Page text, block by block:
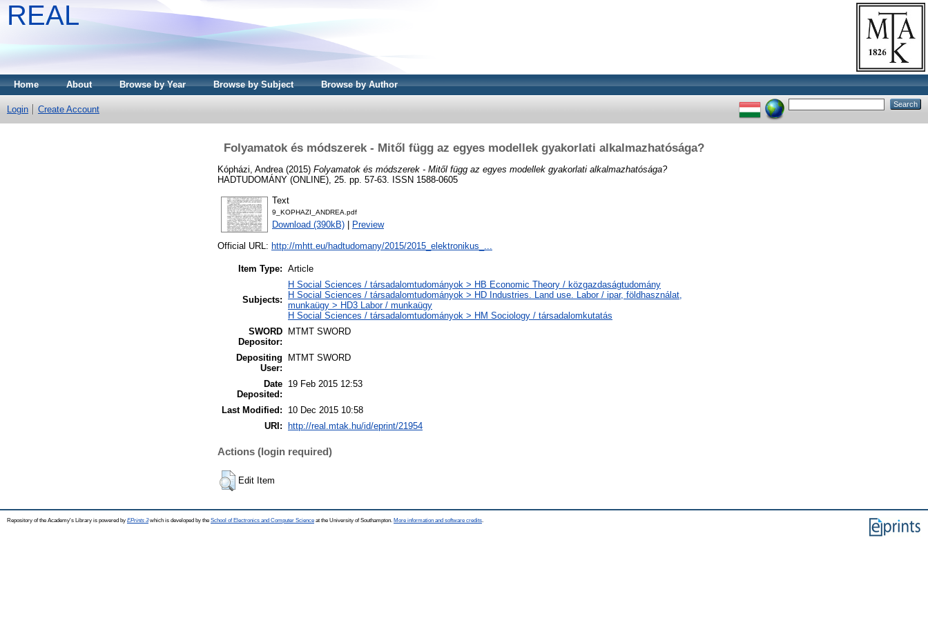
REAL
Home About Browse by Year Browse by Subject Browse by Author
Login Create Account
Folyamatok és módszerek - Mitől függ az egyes modellek gyakorlati alkalmazhatósága?
Kópházi, Andrea (2015) Folyamatok és módszerek - Mitől függ az egyes modellek gyakorlati alkalmazhatósága?
HADTUDOMÁNY (ONLINE), 25. pp. 57-63. ISSN 1588-0605
Text
9_KOPHAZI_ANDREA.pdf
Download (390kB) Preview
Official URL: http://mhtt.eu/hadtudomany/2015/2015_elektronikus_...
Item Type: Article
Subjects:
H Social Sciences / társadalomtudományok > HB Economic Theory / közgazdaságtudomány
H Social Sciences / társadalomtudományok > HD Industries. Land use. Labor / ipar, földhasználat,
munkaügy > HD3 Labor / munkaügy
H Social Sciences / társadalomtudományok > HM Sociology / társadalomkutatás
SWORD
Depositor:
MTMT SWORD
Depositing
User:
MTMT SWORD
Date
Deposited:
19 Feb 2015 12:53
Last Modified:
10 Dec 2015 10:58
URI:
http://real.mtak.hu/id/eprint/21954
Actions (login required)
Edit Item
Repository of the Academy's Library is powered by EPrints 3which is developed by the School of Electronics and Computer Science at the University of Southampton. More information and software credits